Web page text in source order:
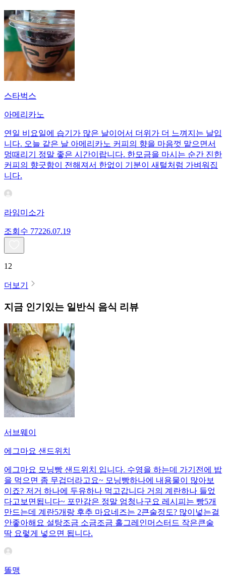
스타벅스
아메리카노
연일 비요일에 습기가 많은 날이어서 더위가 더 느껴지는 날입
니다. 오늘 같은 날 아메리카노 커피의 향을 마음껏 맡으면서
멍때리기 정말 좋은 시간이랍니다. 한모금을 마시는 순간 진한
커피의 향긋함이 전해져서 한없이 기분이 새털처럼 가벼워집
니다.
라임미소가
조회수 77226.07.19
12
더보기
지금 인기있는 일반식 음식 리뷰
서브웨이
에그마요 샌드위치
에그마요 모닝빵 샌드위치 입니다. 수영을 하는데 가기전에 밥
을 먹으면 좀 무겁더라고요~ 모닝빵하나에 내용물이 많아보
이죠? 저거 하나에 두유하나 먹고갑니다 거의 계란하나 들었
다고보면됩니다~ 포만감은 정말 엄청나구요 레시피는 빵5개
만드는데 계란5개랑 후추 마요네즈는 2큰술정도? 많이넣는걸
안좋아해요 설탕조금 소금조금 홀그레인머스터드 작은큰술
딱 요렇게 넣으면 됩니다.
똘맹